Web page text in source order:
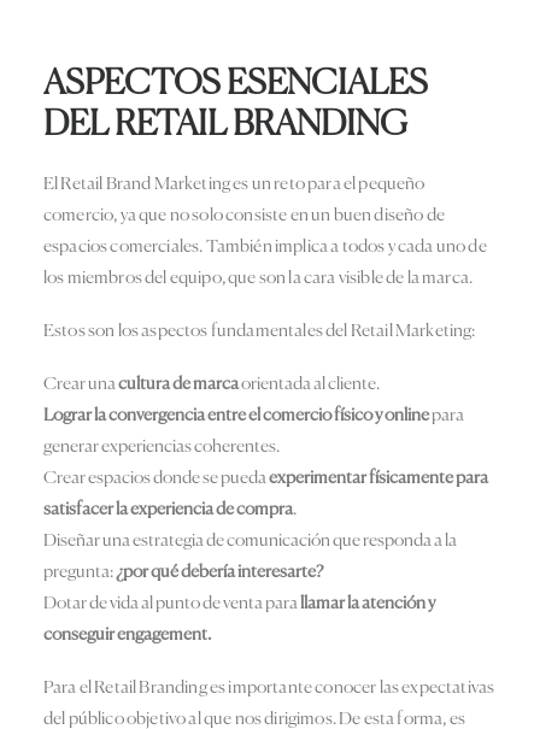
ASPECTOS ESENCIALES
DEL RETAIL BRANDING
El Retail Brand Marketing es un reto para el pequeño
comercio, ya que no solo consiste en un buen diseño de
espacios comerciales. También implica a todos y cada uno de
los miembros del equipo, que son la cara visible de la marca.
Estos son los aspectos fundamentales del Retail Marketing:
Crear unacultura de marcaorientada al cliente.
Lograr la convergencia entre el comercio físico y onlinepara
generar experiencias coherentes.
Crear espacios donde se puedaexperimentar físicamente para
satisfacer la experiencia de compra.
Diseñar una estrategia de comunicación que responda a la
pregunta: ¿por qué debería interesarte?
Dotar de vida al punto de venta parallamar la atención y
conseguir engagement.
Para el Retail Branding es importante conocer las expectativas
del público objetivo al que nos dirigimos. De esta forma, es